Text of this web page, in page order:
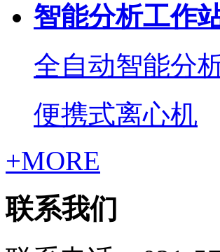
智能分析工作
全自动智能分
便携式离心机
+MORE
联系我们